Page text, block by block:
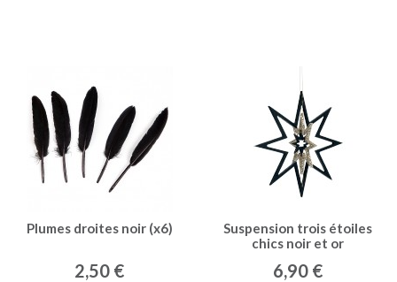
Plumes droites noir (x6)
2,50 €
Suspension trois étoiles
chics noir et or
6,90 €